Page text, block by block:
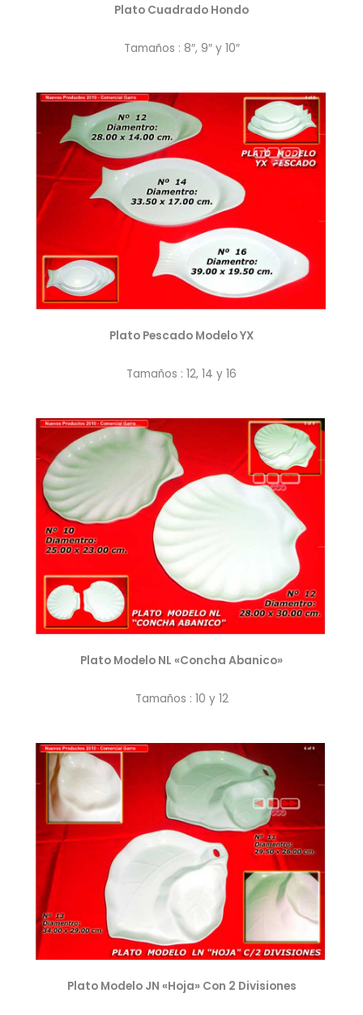
Plato Cuadrado Hondo
Tamaños : 8″, 9″ y 10″
Plato Pescado Modelo YX
Tamaños : 12, 14 y 16
Plato Modelo NL «Concha Abanico»
Tamaños : 10 y 12
Plato Modelo JN «Hoja» Con 2 Divisiones